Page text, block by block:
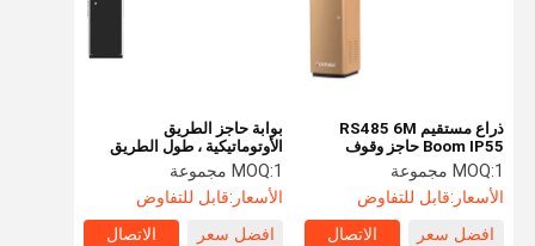
ذراع مستقيم RS485 6M
Boom IP55 حاجز وقوف
السيارات
MOQ:1 مجموعة
الأسعار:قابل للتفاوض
افضل سعر
الاتصال
بوابة حاجز الطريق
الأوتوماتيكية ، طول الطريق
السريع التلقائي بوم بوابة
مخصصة الطول
MOQ:1 مجموعة
الأسعار:قابل للتفاوض
افضل سعر
الاتصال